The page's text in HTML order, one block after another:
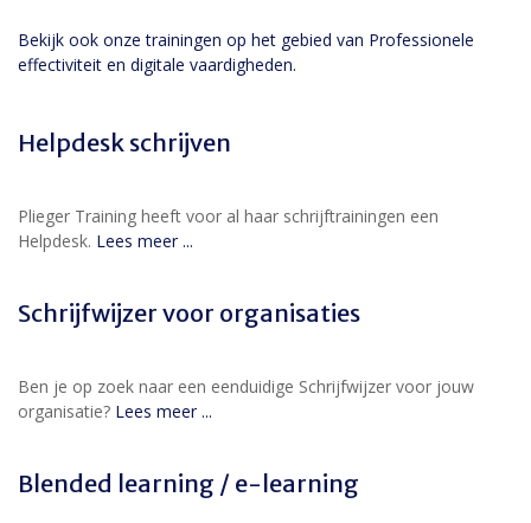
Bekijk ook onze trainingen op het gebied van Professionele
effectiviteit en digitale vaardigheden.
Helpdesk schrijven
Plieger Training heeft voor al haar schrijftrainingen een
Helpdesk. Lees meer ...
Schrijfwijzer voor organisaties
Ben je op zoek naar een eenduidige Schrijfwijzer voor jouw
organisatie? Lees meer ...
Blended learning / e-learning